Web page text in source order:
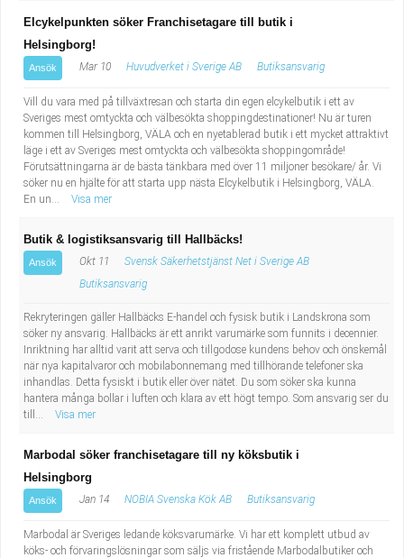
Elcykelpunkten söker Franchisetagare till butik i
Helsingborg!
Ansök Mar 10 Huvudverket i Sverige AB Butiksansvarig
Vill du vara med på tillväxtresan och starta din egen elcykelbutik i ett av
Sveriges mest omtyckta och välbesökta shoppingdestinationer! Nu är turen
kommen till Helsingborg, VÄLA och en nyetablerad butik i ett mycket attraktivt
läge i ett av Sveriges mest omtyckta och välbesökta shoppingområde!
Förutsättningarna är de bästa tänkbara med över 11 miljoner besökare/ år. Vi
söker nu en hjälte för att starta upp nästa Elcykelbutik i Helsingborg, VÄLA.
En un...
Visa mer
Butik & logistiksansvarig till Hallbäcks!
Ansök Okt 11
Svensk Säkerhetstjänst Net i Sverige AB
Butiksansvarig
Rekryteringen gäller Hallbäcks E-handel och fysisk butik i Landskrona som
söker ny ansvarig. Hallbäcks är ett anrikt varumärke som funnits i decennier.
Inriktning har alltid varit att serva och tillgodose kundens behov och önskemål
när nya kapitalvaror och mobilabonnemang med tillhörande telefoner ska
inhandlas. Detta fysiskt i butik eller över nätet. Du som söker ska kunna
hantera många bollar i luften och klara av ett högt tempo. Som ansvarig ser du
till...
Visa mer
Marbodal söker franchisetagare till ny köksbutik i
Helsingborg
Ansök Jan 14 NOBIA Svenska Kök AB Butiksansvarig
Marbodal är Sveriges ledande köksvarumärke. Vi har ett komplett utbud av
köks- och förvaringslösningar som säljs via fristående Marbodalbutiker och